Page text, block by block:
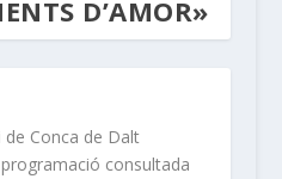
D’AMOR»
de Conca de Dalt
consultada